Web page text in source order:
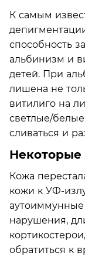
К самым
способность
альбинизм и
детей. При
лишена не
витилиго на
светлые/
сливаться и
Некоторые
Кожа
кожи к УФ-
нарушения,
обратиться к